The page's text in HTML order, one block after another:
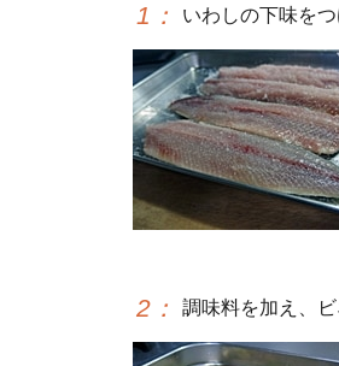
1 ： いわしの下味をつ
2 ： 調味料を加え、